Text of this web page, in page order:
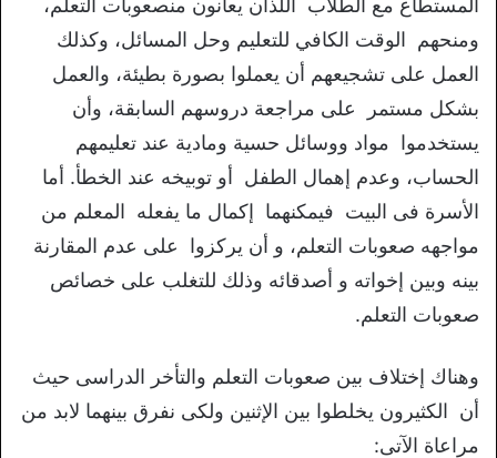
ومنحهم الوقت الكافي للتعليم وحل المسائل، وكذلك
العمل على تشجيعهم أن يعملوا بصورة بطيئة، والعمل
بشكل مستمر على مراجعة دروسهم السابقة، وأن
يستخدموا مواد ووسائل حسية ومادية عند تعليمهم
الحساب، وعدم إهمال الطفل أو توبيخه عند الخطأ. أما
الأسرة فى البيت فيمكنهما إكمال ما يفعله المعلم من
مواجهه صعوبات التعلم، و أن يركزوا على عدم المقارنة
بينه وبين إخواته و أصدقائه وذلك للتغلب على خصائص
صعوبات التعلم.
وهناك إختلاف بين صعوبات التعلم والتأخر الدراسى حيث
أن الكثيرون يخلطوا بين الإثنين ولكى نفرق بينهما لابد من
مراعاة الآتى: